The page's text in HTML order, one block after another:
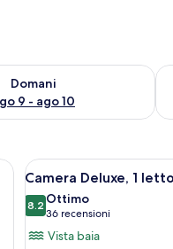
Domani
9 - ago 10
per domani, ago 9
letto, una scrivania con una
Apri
tutte
le
foto
2
Camera Deluxe, 1
8.28.2 su 10
Ottimo
36 recensioni
(36
recensioni)
Vista baia